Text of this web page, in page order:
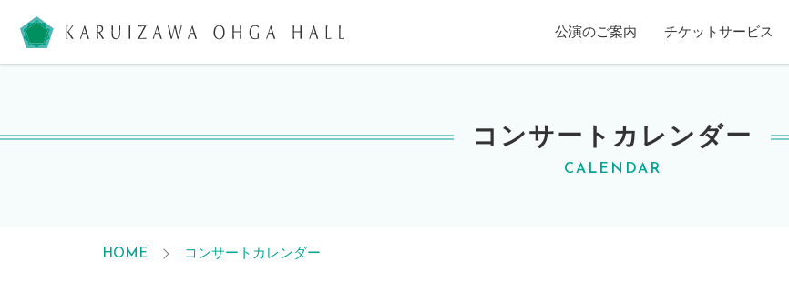
公演のご案内 チケットサービス
コンサートカレンダー
CALENDAR
HOME コンサートカレンダー